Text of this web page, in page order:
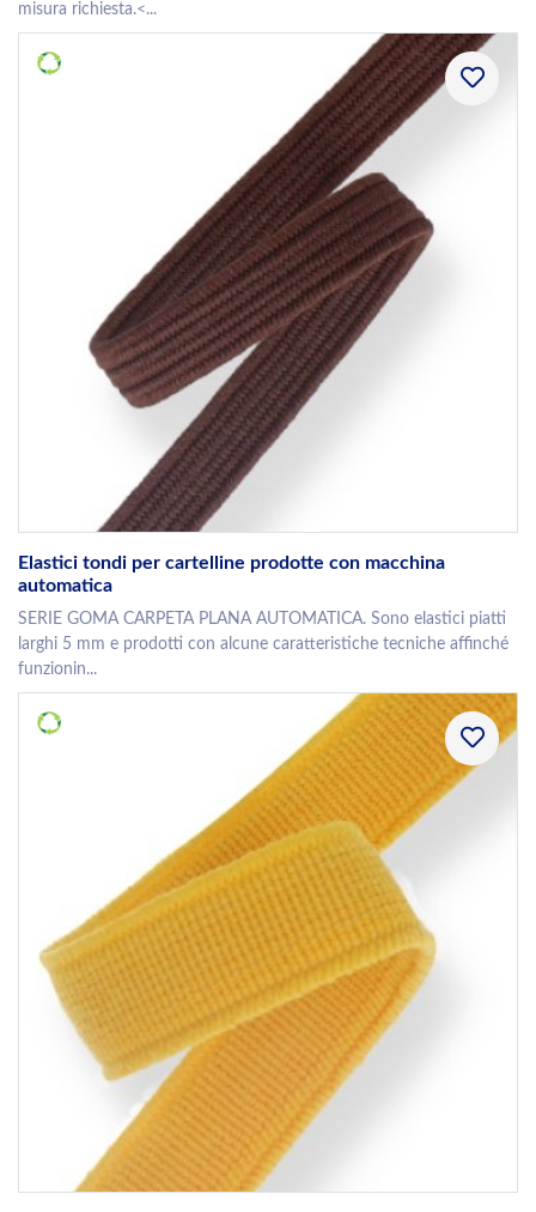
misura richiesta.<...
Elastici tondi per cartelline prodotte con macchina
automatica
SERIE GOMA CARPETA PLANA AUTOMATICA. Sono elastici piatti
larghi 5 mm e prodotti con alcune caratteristiche tecniche affinché
funzionin...